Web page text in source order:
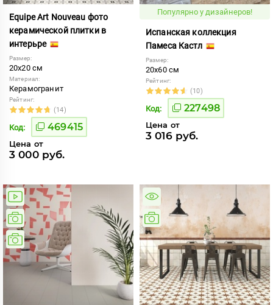
Equipe Art Nouveau фото
керамической плитки в
интерьре
Размер:
20x20 см
Материал:
Керамогранит
Рейтинг:
(14)
Код: 469415
Цена от
3 000 руб.
Популярно у дизайнеров!
Испанская коллекция
Памеса Кастл
Размер:
20x60 см
Рейтинг:
(10)
Код: 227498
Цена от
3 016 руб.